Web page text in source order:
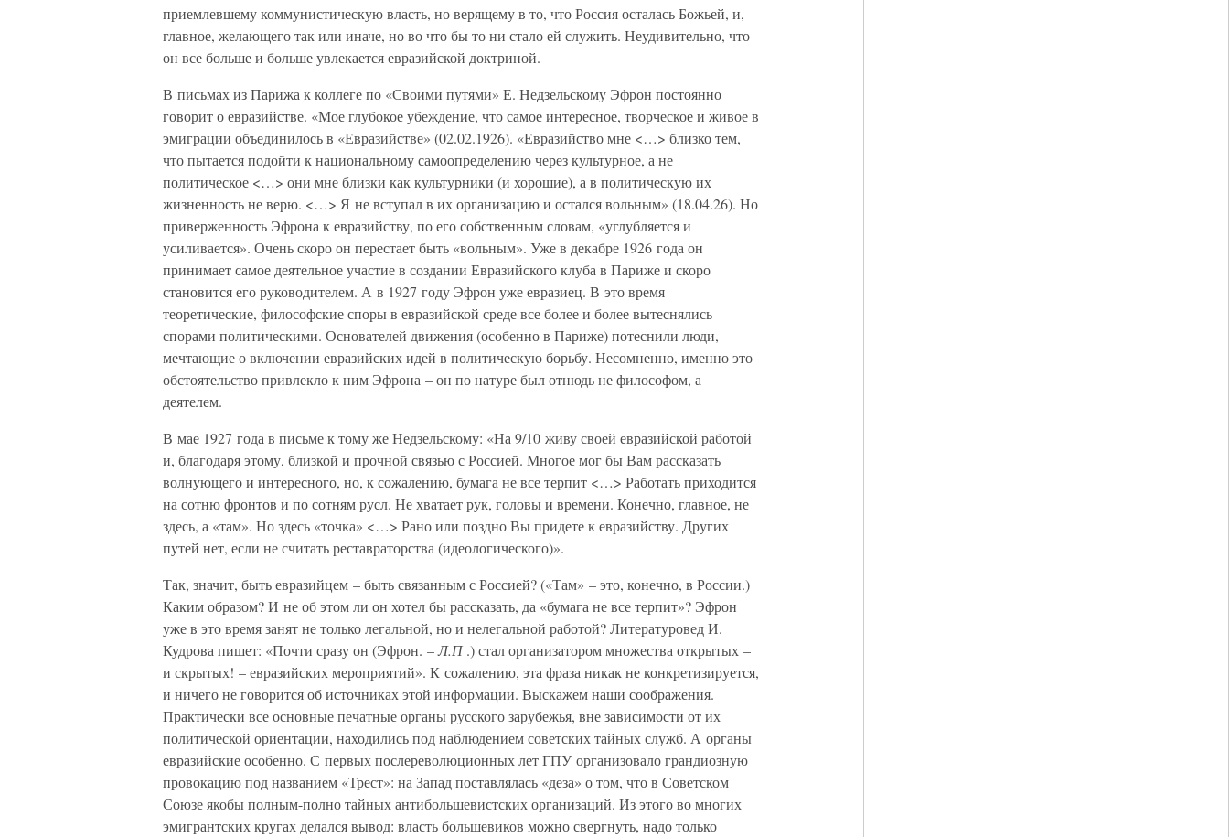
приемлевшему коммунистическую власть, но верящему в то, что Россия осталась Божьей, и,
главное, желающего так или иначе, но во что бы то ни стало ей служить. Неудивительно, что
он все больше и больше увлекается евразийской доктриной.
В письмах из Парижа к коллеге по «Своими путями» Е. Недзельскому Эфрон постоянно
говорит о евразийстве. «Мое глубокое убеждение, что самое интересное, творческое и живое в
эмиграции объединилось в «Евразийстве» (02.02.1926). «Евразийство мне <…> близко тем,
что пытается подойти к национальному самоопределению через культурное, а не
политическое <…> они мне близки как культурники (и хорошие), а в политическую их
жизненность не верю. <…> Я не вступал в их организацию и остался вольным» (18.04.26). Но
приверженность Эфрона к евразийству, по его собственным словам, «углубляется и
усиливается». Очень скоро он перестает быть «вольным». Уже в декабре 1926 года он
принимает самое деятельное участие в создании Евразийского клуба в Париже и скоро
становится его руководителем. А в 1927 году Эфрон уже евразиец. В это время
теоретические, философские споры в евразийской среде все более и более вытеснялись
спорами политическими. Основателей движения (особенно в Париже) потеснили люди,
мечтающие о включении евразийских идей в политическую борьбу. Несомненно, именно это
обстоятельство привлекло к ним Эфрона – он по натуре был отнюдь не философом, а
деятелем.
В мае 1927 года в письме к тому же Недзельскому: «На 9/10 живу своей евразийской работой
и, благодаря этому, близкой и прочной связью с Россией. Многое мог бы Вам рассказать
волнующего и интересного, но, к сожалению, бумага не все терпит <…> Работать приходится
на сотню фронтов и по сотням русл. Не хватает рук, головы и времени. Конечно, главное, не
здесь, а «там». Но здесь «точка» <…> Рано или поздно Вы придете к евразийству. Других
путей нет, если не считать реставраторства (идеологического)».
Так, значит, быть евразийцем – быть связанным с Россией? («Там» – это, конечно, в России.)
Каким образом? И не об этом ли он хотел бы рассказать, да «бумага не все терпит»? Эфрон
уже в это время занят не только легальной, но и нелегальной работой? Литературовед И.
Кудрова пишет: «Почти сразу он (Эфрон. –Л.П.) стал организатором множества открытых –
и скрытых! – евразийских мероприятий». К сожалению, эта фраза никак не конкретизируется,
и ничего не говорится об источниках этой информации. Выскажем наши соображения.
Практически все основные печатные органы русского зарубежья, вне зависимости от их
политической ориентации, находились под наблюдением советских тайных служб. А органы
евразийские особенно. С первых послереволюционных лет ГПУ организовало грандиозную
провокацию под названием «Трест»: на Запад поставлялась «деза» о том, что в Советском
Союзе якобы полным-полно тайных антибольшевистских организаций. Из этого во многих
эмигрантских кругах делался вывод: власть большевиков можно свергнуть, надо только